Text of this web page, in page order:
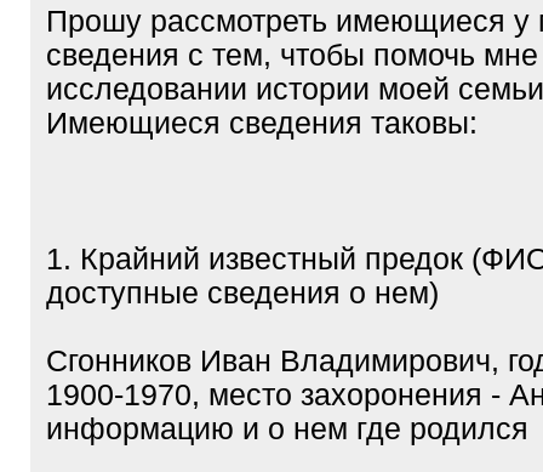
Прошу рассмотреть имеющиеся у
сведения с тем, чтобы помочь
исследовании истории моей
Имеющиеся сведения таковы:
1. Крайний известный предок
доступные сведения о нем)
Сгонников Иван Владимирович,
1900-1970, место захоронения -
информацию и о нем где родился